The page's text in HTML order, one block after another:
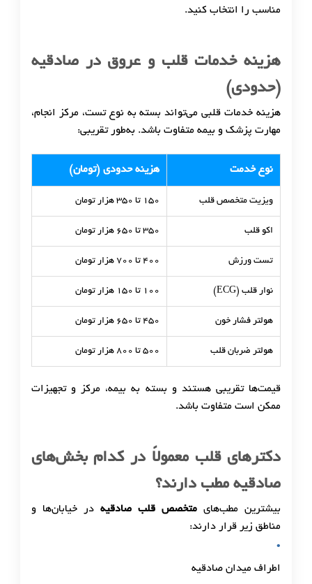
مناسب را انتخاب کنید.
هزینه خدمات قلب و عروق در صادقیه
(حدودی)
هزینه خدمات قلبی می‌تواند بسته به نوع تست، مرکز انجام،
مهارت پزشک و بیمه متفاوت باشد. به‌طور تقریبی:
نوع خدمت هزینه حدودی (تومان)
ویزیت متخصص قلب ۱۵۰ تا ۳۵۰ هزار تومان
اکو قلب ۳۵۰ تا ۶۵۰ هزار تومان
تست ورزش ۴۰۰ تا ۷۰۰ هزار تومان
نوار قلب (ECG) ۱۰۰ تا ۱۵۰ هزار تومان
هولتر فشار خون ۴۵۰ تا ۶۵۰ هزار تومان
هولتر ضربان قلب ۵۰۰ تا ۸۰۰ هزار تومان
قیمت‌ها تقریبی هستند و بسته به بیمه، مرکز و تجهیزات
ممکن است متفاوت باشد.
دکترهای قلب معمولاً در کدام بخش‌های
صادقیه مطب دارند؟
بیشترین مطب‌های متخصص قلب صادقیه در خیابان‌ها و
مناطق زیر قرار دارند:
اطراف میدان صادقیه